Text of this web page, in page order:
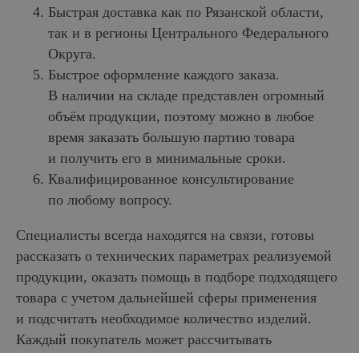
Быстрая доставка как по Рязанской области,
так и в регионы Центрального Федерального
Округа.
Быстрое оформление каждого заказа.
В наличии на складе представлен огромный
объём продукции, поэтому можно в любое
время заказать большую партию товара
и получить его в минимальные сроки.
Квалифицированное консультирование
по любому вопросу.
Специалисты всегда находятся на связи, готовы
рассказать о технических параметрах реализуемой
продукции, оказать помощь в подборе подходящего
товара с учетом дальнейшей сферы применения
и подсчитать необходимое количество изделий.
Каждый покупатель может рассчитывать